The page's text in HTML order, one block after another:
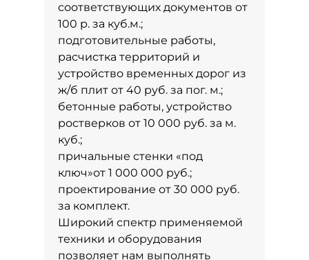
соответствующих документов от
100 р. за куб.м.;
подготовительные работы,
расчистка территорий и
устройство временных дорог из
ж/б плит от 40 руб. за пог. м.;
бетонные работы, устройство
ростверков от 10 000 руб. за м.
куб.;
причальные стенки «под
ключ»от 1 000 000 руб.;
проектирование от 30 000 руб.
за комплект.
Широкий спектр применяемой
техники и оборудования
позволяет нам выполнять